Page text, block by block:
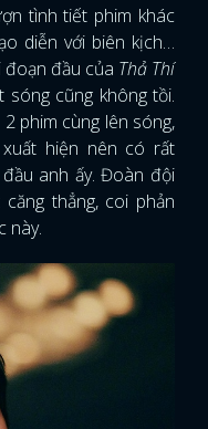
tình tiết phim khác
diễn với biên kịch…
đoạn đầu của Thả Thí
cũng không tồi.
phim cùng lên sóng,
hiện nên có rất
anh ấy. Đoàn đội
thẳng, coi phản
này.